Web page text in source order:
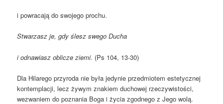
i powracają do swojego prochu.
Stwarzasz je, gdy ślesz swego Ducha
i odnawiasz oblicze ziemi. (Ps 104, 13-30)
Dla Hilarego przyroda nie była jedynie przedmiotem estetycznej
kontemplacji, lecz żywym znakiem duchowej rzeczywistości,
wezwaniem do poznania Boga i życia zgodnego z Jego wolą.